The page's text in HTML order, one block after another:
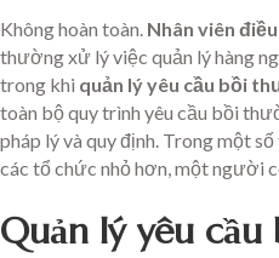
Không hoàn toàn. Nhân viên
thường xử lý việc quản lý hàng
trong khi quản lý yêu cầu bồi
toàn bộ quy trình yêu cầu bồi
pháp lý và quy định. Trong một
các tổ chức nhỏ hơn, một người
Quản lý yêu